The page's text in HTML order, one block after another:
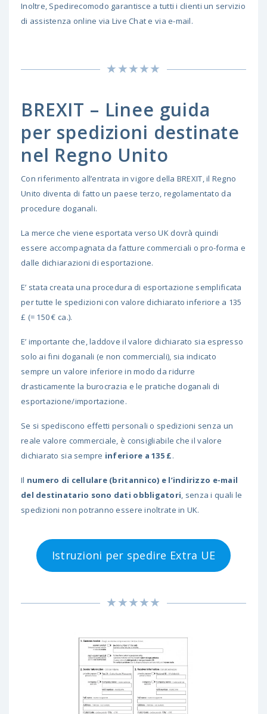
Inoltre, Spedirecomodo garantisce a tutti i clienti un servizio
di assistenza online via Live Chat e via e-mail.
BREXIT – Linee guida
per spedizioni destinate
nel Regno Unito
Con riferimento all’entrata in vigore della BREXIT, il Regno
Unito diventa di fatto un paese terzo, regolamentato da
procedure doganali.
La merce che viene esportata verso UK dovrà quindi
essere accompagnata da fatture commerciali o pro-forma e
dalle dichiarazioni di esportazione.
E’ stata creata una procedura di esportazione semplificata
per tutte le spedizioni con valore dichiarato inferiore a 135
£ (= 150 € ca.).
E’ importante che, laddove il valore dichiarato sia espresso
solo ai fini doganali (e non commerciali), sia indicato
sempre un valore inferiore in modo da ridurre
drasticamente la burocrazia e le pratiche doganali di
esportazione/importazione.
Se si spediscono effetti personali o spedizioni senza un
reale valore commerciale, è consigliabile che il valore
dichiarato sia sempre inferiore a 135 £.
Il numero di cellulare (britannico) e l’indirizzo e-mail
del destinatario sono dati obbligatori, senza i quali le
spedizioni non potranno essere inoltrate in UK.
Istruzioni per spedire Extra UE